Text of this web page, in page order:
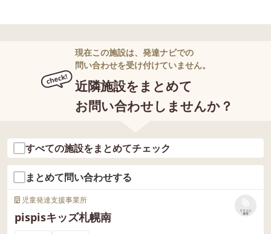
現在この施設は、発達ナビでの
問い合わせを受け付けていません。
近隣施設をまとめて
お問い合わせしませんか？
すべての施設をまとめてチェック
まとめて問い合わせする
児童発達支援事業所
pispisキッズ札幌南
リストに
保存